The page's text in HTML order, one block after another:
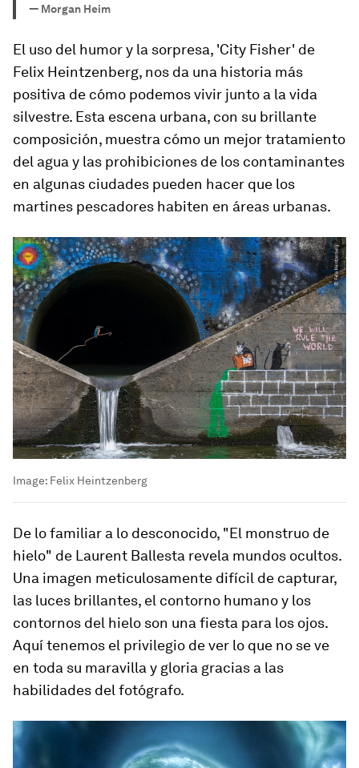
— Morgan Heim
El uso del humor y la sorpresa, 'City Fisher' de
Felix Heintzenberg, nos da una historia más
positiva de cómo podemos vivir junto a la vida
silvestre. Esta escena urbana, con su brillante
composición, muestra cómo un mejor tratamiento
del agua y las prohibiciones de los contaminantes
en algunas ciudades pueden hacer que los
martines pescadores habiten en áreas urbanas.
Image: Felix Heintzenberg
De lo familiar a lo desconocido, "El monstruo de
hielo" de Laurent Ballesta revela mundos ocultos.
Una imagen meticulosamente difícil de capturar,
las luces brillantes, el contorno humano y los
contornos del hielo son una fiesta para los ojos.
Aquí tenemos el privilegio de ver lo que no se ve
en toda su maravilla y gloria gracias a las
habilidades del fotógrafo.